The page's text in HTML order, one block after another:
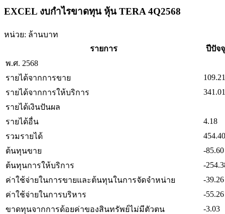
EXCEL งบกำไรขาดทุน หุ้น TERA 4Q2568
หน่วย: ล้านบาท
รายการ
ปีปัจ
พ.ศ. 2568
รายได้จากการขาย
109.21
รายได้จากการให้บริการ
341.01
รายได้เงินปันผล
รายได้อื่น
4.18
รวมรายได้
454.40
ต้นทุนขาย
-85.60
ต้นทุนการให้บริการ
-
ค่าใช้จ่ายในการขายและต้นทุนในการจัดจำหน่าย
-39.26
ค่าใช้จ่ายในการบริหาร
-55.26
ขาดทุนจากการด้อยค่าของสินทรัพย์ไม่มีตัวตน
-3.03